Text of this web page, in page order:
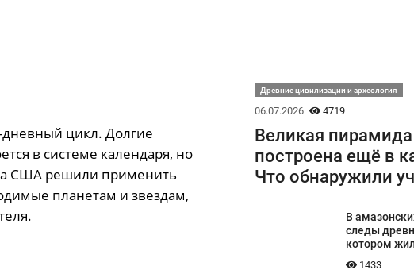
цикл. Долгие
в системе календаря, но
США решили применить
планетам и звездам,
Древние цивилизации и археология
06.07.2026 4719
Великая
построена ещё в
Что обнаружили
В
следы
котором
1433